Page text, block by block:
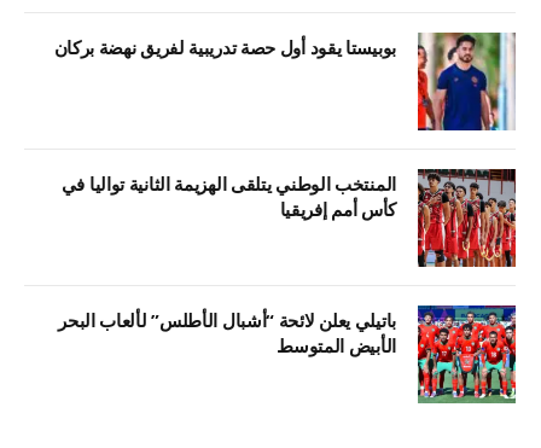
بوبيستا يقود أول حصة تدريبية لفريق نهضة بركان
المنتخب الوطني يتلقى الهزيمة الثانية تواليا في
كأس أمم إفريقيا
باتيلي يعلن لائحة “أشبال الأطلس” لألعاب البحر
الأبيض المتوسط